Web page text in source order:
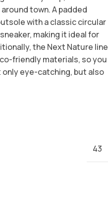
town. A padded
with a classic circular
making it ideal for
the Next Nature line
friendly materials, so you
eye-catching, but also
43